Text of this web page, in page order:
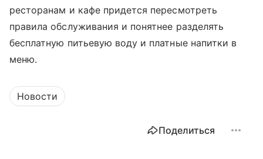
ресторанам и кафе придется пересмотреть
правила обслуживания и понятнее разделять
бесплатную питьевую воду и платные напитки в
меню.
Новости
Поделиться